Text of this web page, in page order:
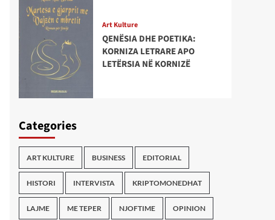
Art Kulture
QENËSIA DHE POETIKA:
KORNIZA LETRARE APO
LETËRSIA NË KORNIZË
Categories
ART KULTURE BUSINESS EDITORIAL
HISTORI INTERVISTA KRIPTOMONEDHAT
LAJME ME TEPER NJOFTIME OPINION